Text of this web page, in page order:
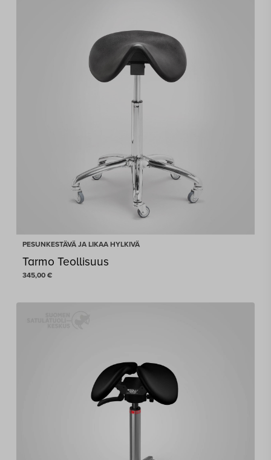
PESUNKESTÄVÄ JA LIKAA HYLKIVÄ
Tarmo Teollisuus
345,00 €